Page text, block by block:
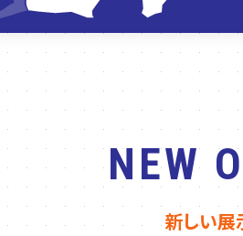
NEW
新しい展